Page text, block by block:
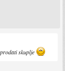
skuplje